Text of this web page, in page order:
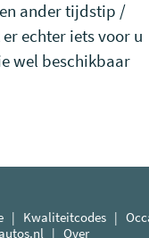
ander tijdstip /
echter iets voor u
wel beschikbaar
| Kwaliteitcodes |
| Over